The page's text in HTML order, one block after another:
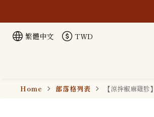
繁體中文 TWD
Home 部落格列表 【涼拌椒麻雞